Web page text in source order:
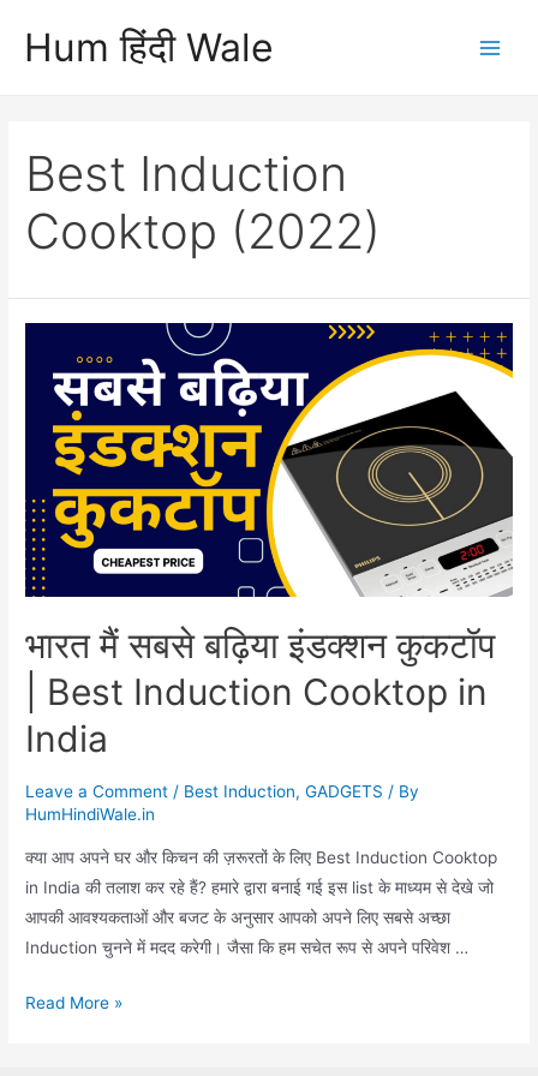
Hum हिंदी Wale
Best Induction
Cooktop (2022)
भारत मैं सबसे बढ़िया इंडक्शन कुकटॉप
| Best Induction Cooktop in
India
Leave a Comment / Best Induction,GADGETS / By
HumHindiWale.in
क्या आप अपने घर और किचन की ज़रूरतों के लिए Best Induction Cooktop
in India की तलाश कर रहे हैं? हमारे द्वारा बनाई गई इस list के माध्यम से देखे जो
आपकी आवश्यकताओं और बजट के अनुसार आपको अपने लिए सबसे अच्छा
Induction चुनने में मदद करेगी। जैसा कि हम सचेत रूप से अपने परिवेश …
भारत
Read More »